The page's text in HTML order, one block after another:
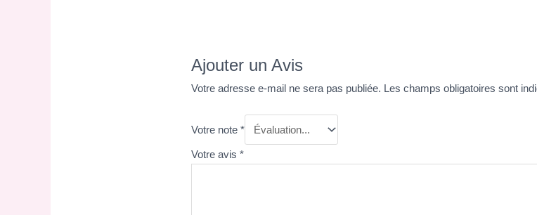
Ajouter un Avis
Votre adresse e-mail ne sera pas publiée. Les champs obligatoires sont
Votre note*
Votre avis*